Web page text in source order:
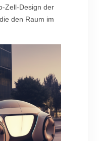
Zell-Design der
den Raum im